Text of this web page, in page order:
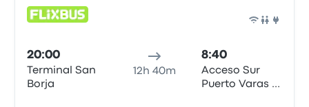
20:00
Terminal San
Borja
12h 40m
8:40
Acceso Sur
Puerto Varas (